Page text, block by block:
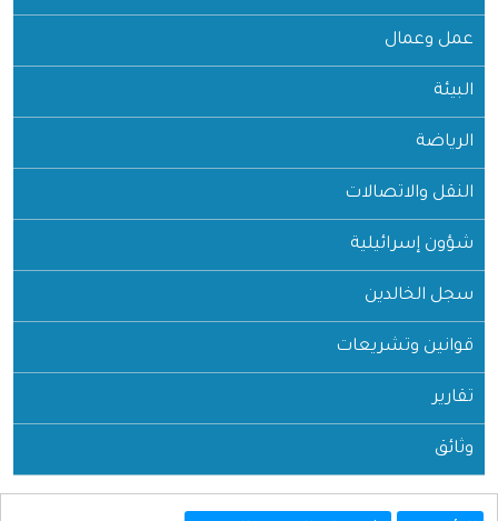
عمل وعمال
البيئة
الرياضة
النقل والاتصالات
شؤون إسرائيلية
سجل الخالدين
قوانين وتشريعات
تقارير
وثائق